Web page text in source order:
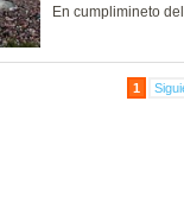
En cumplimineto
1